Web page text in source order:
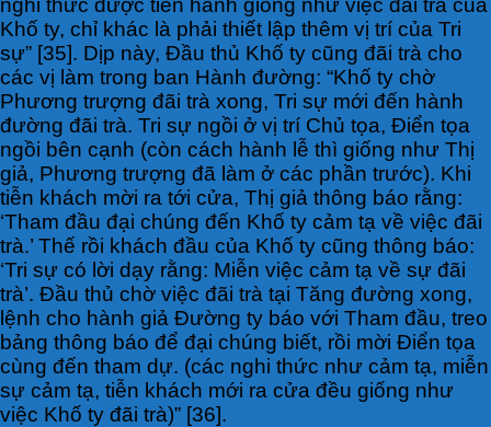
nghi thức được tiến hành giống như việc đãi trà của
Khố ty, chỉ khác là phải thiết lập thêm vị trí của Tri
sự” [35]. Dịp này, Đầu thủ Khố ty cũng đãi trà cho
các vị làm trong ban Hành đường: “Khố ty chờ
Phương trượng đãi trà xong, Tri sự mới đến hành
đường đãi trà. Tri sự ngồi ở vị trí Chủ tọa, Điển tọa
ngồi bên cạnh (còn cách hành lễ thì giống như Thị
giả, Phương trượng đã làm ở các phần trước). Khi
tiễn khách mời ra tới cửa, Thị giả thông báo rằng:
‘Tham đầu đại chúng đến Khố ty cảm tạ về việc đãi
trà.’ Thế rồi khách đầu của Khố ty cũng thông báo:
‘Tri sự có lời dạy rằng: Miễn việc cảm tạ về sự đãi
trà’. Đầu thủ chờ việc đãi trà tại Tăng đường xong,
lệnh cho hành giả Đường ty báo với Tham đầu, treo
bảng thông báo để đại chúng biết, rồi mời Điển tọa
cùng đến tham dự. (các nghi thức như cảm tạ, miễn
sự cảm tạ, tiễn khách mới ra cửa đều giống như
việc Khố ty đãi trà)” [36].